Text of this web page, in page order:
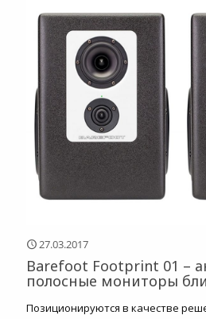
27.03.2017
Barefoot Footprint 01 –
полосные мониторы
Позиционируются в качестве